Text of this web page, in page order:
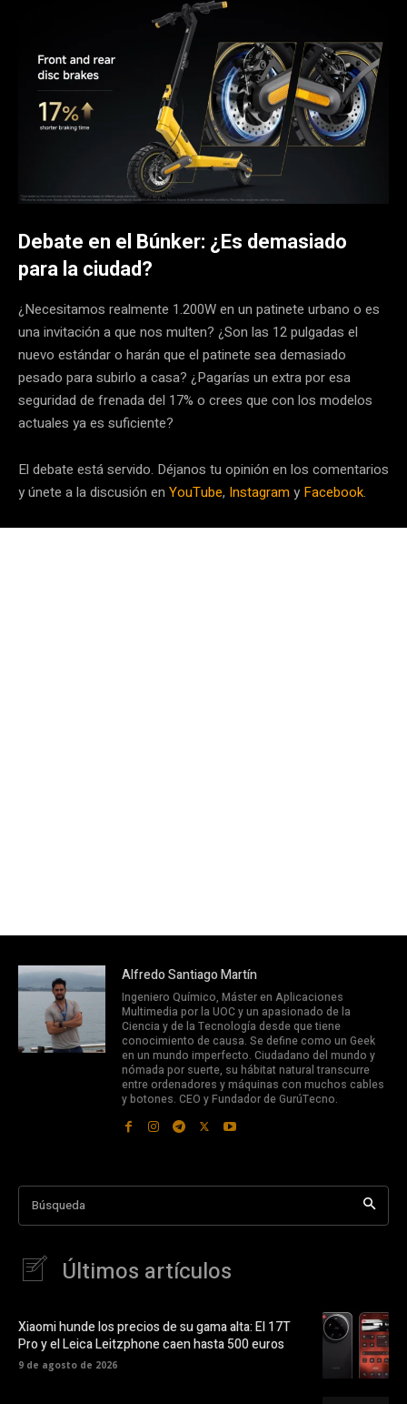
Debate en el Búnker: ¿Es demasiado
para la ciudad?
¿Necesitamos realmente 1.200W en un patinete urbano o es
una invitación a que nos multen? ¿Son las 12 pulgadas el
nuevo estándar o harán que el patinete sea demasiado
pesado para subirlo a casa? ¿Pagarías un extra por esa
seguridad de frenada del 17% o crees que con los modelos
actuales ya es suficiente?
El debate está servido. Déjanos tu opinión en los comentarios
y únete a la discusión en YouTube, Instagramy Facebook.
Alfredo Santiago Martín
Ingeniero Químico, Máster en Aplicaciones
Multimedia por la UOC y un apasionado de la
Ciencia y de la Tecnología desde que tiene
conocimiento de causa. Se define como un Geek
en un mundo imperfecto. Ciudadano del mundo y
nómada por suerte, su hábitat natural transcurre
entre ordenadores y máquinas con muchos cables
y botones. CEO y Fundador de GurúTecno.
Búsqueda
Últimos artículos
Xiaomi hunde los precios de su gama alta: El 17T
Pro y el Leica Leitzphone caen hasta 500 euros
9 de agosto de 2026